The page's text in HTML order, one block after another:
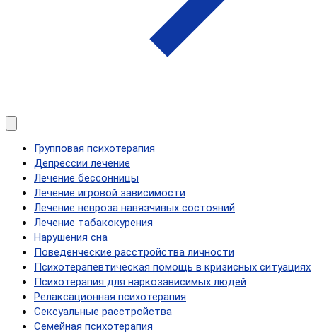
Групповая психотерапия
Депрессии лечение
Лечение бессонницы
Лечение игровой зависимости
Лечение невроза навязчивых состояний
Лечение табакокурения
Нарушения сна
Поведенческие расстройства личности
Психотерапевтическая помощь в кризисных ситуациях
Психотерапия для наркозависимых людей
Релаксационная психотерапия
Сексуальные расстройства
Семейная психотерапия